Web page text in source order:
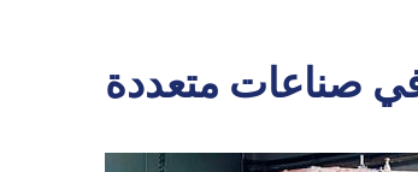
صناعات متعددة